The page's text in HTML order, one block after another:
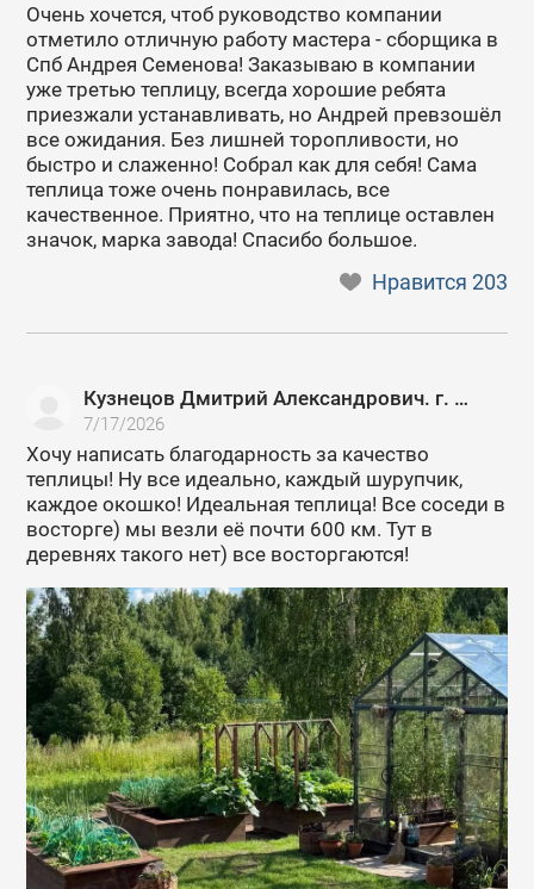
Очень хочется, чтоб руководство компании
отметило отличную работу мастера - сборщика в
Спб Андрея Семенова! Заказываю в компании
уже третью теплицу, всегда хорошие ребята
приезжали устанавливать, но Андрей превзошёл
все ожидания. Без лишней торопливости, но
быстро и слаженно! Собрал как для себя! Сама
теплица тоже очень понравилась, все
качественное. Приятно, что на теплице оставлен
значок, марка завода! Спасибо большое.
Нравится203
Кузнецов Дмитрий Александрович. г. Москва
7/17/2026
Хочу написать благодарность за качество
теплицы! Ну все идеально, каждый шурупчик,
каждое окошко! Идеальная теплица! Все соседи в
восторге) мы везли её почти 600 км. Тут в
деревнях такого нет) все восторгаются!